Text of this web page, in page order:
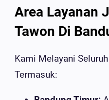
Area Layanan
Tawon Di
Kami Melayani
Termasuk: